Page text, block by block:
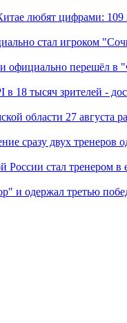
любят цифрами: 109
стал игроком
официально перешёл в
в 18 тысяч зрителей -
области 27 августа
сразу двух тренеров
России стал тренером в
и одержал третью